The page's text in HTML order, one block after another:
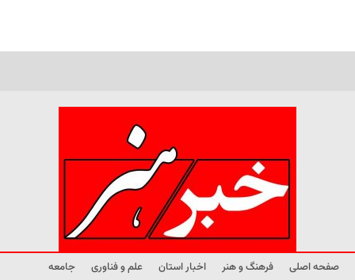
صفحه اصلی فرهنگ و هنر اخبار استان علم و فناوری
جامعه